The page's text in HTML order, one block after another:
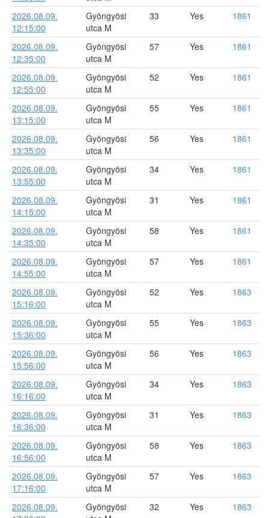
2026.08.09.
12:15:00
Gyöngyösi
utca M
33 Yes 1861
2026.08.09.
12:35:00
Gyöngyösi
utca M
57 Yes 1861
2026.08.09.
12:55:00
Gyöngyösi
utca M
52 Yes 1861
2026.08.09.
13:15:00
Gyöngyösi
utca M
55 Yes 1861
2026.08.09.
13:35:00
Gyöngyösi
utca M
56 Yes 1861
2026.08.09.
13:55:00
Gyöngyösi
utca M
34 Yes 1861
2026.08.09.
14:15:00
Gyöngyösi
utca M
31 Yes 1861
2026.08.09.
14:35:00
Gyöngyösi
utca M
58 Yes 1861
2026.08.09.
14:55:00
Gyöngyösi
utca M
57 Yes 1861
2026.08.09.
15:16:00
Gyöngyösi
utca M
52 Yes 1863
2026.08.09.
15:36:00
Gyöngyösi
utca M
55 Yes 1863
2026.08.09.
15:56:00
Gyöngyösi
utca M
56 Yes 1863
2026.08.09.
16:16:00
Gyöngyösi
utca M
34 Yes 1863
2026.08.09.
16:36:00
Gyöngyösi
utca M
31 Yes 1863
2026.08.09.
16:56:00
Gyöngyösi
utca M
58 Yes 1863
2026.08.09.
17:16:00
Gyöngyösi
utca M
57 Yes 1863
2026.08.09.
Gyöngyösi
32 Yes 1863